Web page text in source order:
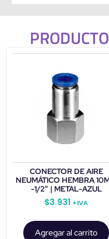
CONECTOR DE AIRE
NEUMÁTICO HEMBRA
-1/2″ | METAL-AZUL
$3.931 +IVA
Agregar al carrito